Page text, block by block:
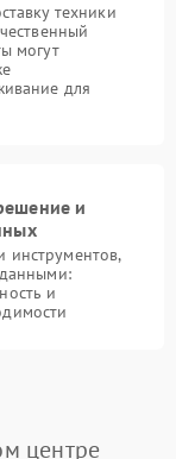
техники
могут
для
и
инструментов,
и
центре